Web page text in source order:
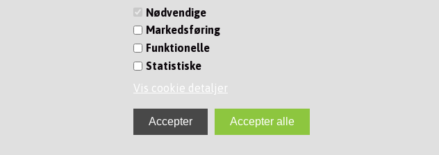
Nødvendige
Markedsføring
Funktionelle
Statistiske
Vis cookie detaljer
Lørdag : LUKKET
VED BYTNING AF GAS MANDAG OG TORSDAG, RING
PÅ 75 80 22 76
ORDERE FRA WEBSHOP SENDES MANDAG &